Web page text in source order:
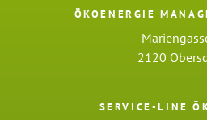
ÖKOENERGIE
2120
SERVICE-LINE